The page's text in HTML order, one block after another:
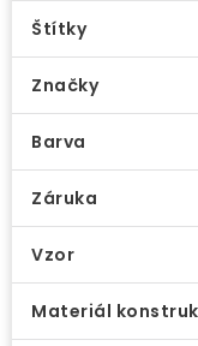
Štítky
Značky
Barva
Záruka
Vzor
Materiál
i
s
r
d
t